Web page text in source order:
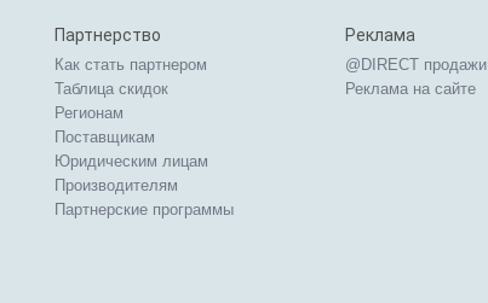
Партнерство
Как стать партнером
Таблица скидок
Регионам
Поставщикам
Юридическим лицам
Производителям
Партнерские программы
Реклама
@DIRECT продажи
Реклама на сайте